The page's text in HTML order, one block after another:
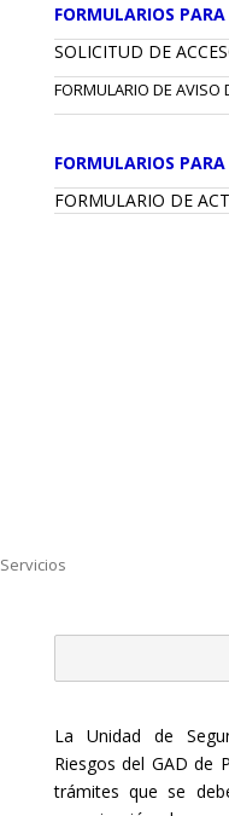
FORMULARIOS
SOLICITUD DE
FORMULARIO DE AVISO
FORMULARIOS
FORMULARIO DE
Servicios
La Unidad de
Riesgos del GAD de
trámites que se